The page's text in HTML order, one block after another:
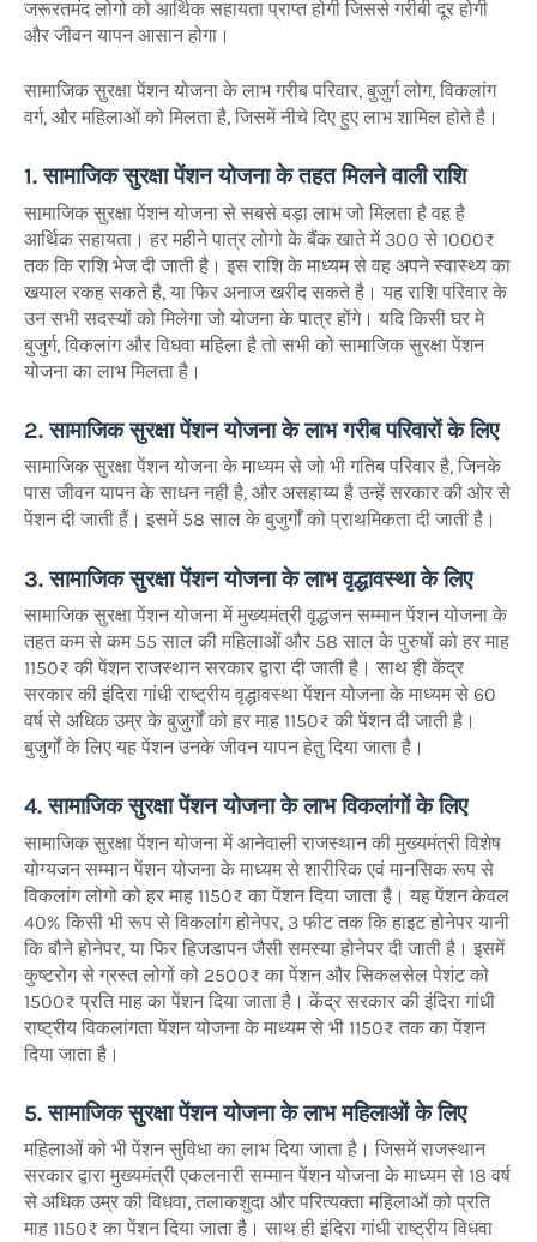
जरूरतमंद लोगो को आर्थिक सहायता प्राप्त होगी जिससे गरीबी दूर होगी
और जीवन यापन आसान होगा।
सामाजिक सुरक्षा पेंशन योजना के लाभ गरीब परिवार, बुजुर्ग लोग, विकलांग
वर्ग, और महिलाओं को मिलता है, जिसमें नीचे दिए हुए लाभ शामिल होते है।
1. सामाजिक सुरक्षा पेंशन योजना के तहत मिलने वाली राशि
सामाजिक सुरक्षा पेंशन योजना से सबसे बड़ा लाभ जो मिलता है वह है
आर्थिक सहायता। हर महीने पात्र लोगो के बैंक खाते में 300 से 1000₹
तक कि राशि भेज दी जाती है। इस राशि के माध्यम से वह अपने स्वास्थ्य का
खयाल रकह सकते है, या फिर अनाज खरीद सकते है। यह राशि परिवार के
उन सभी सदस्यों को मिलेगा जो योजना के पात्र होंगे। यदि किसी घर मे
बुजुर्ग, विकलांग और विधवा महिला है तो सभी को सामाजिक सुरक्षा पेंशन
योजना का लाभ मिलता है।
2. सामाजिक सुरक्षा पेंशन योजना के लाभ गरीब परिवारों के लिए
सामाजिक सुरक्षा पेंशन योजना के माध्यम से जो भी गतिब परिवार है, जिनके
पास जीवन यापन के साधन नही है, और असहाय्य है उन्हें सरकार की ओर से
पेंशन दी जाती हैं। इसमें 58 साल के बुजुर्गों को प्राथमिकता दी जाती है।
3. सामाजिक सुरक्षा पेंशन योजना के लाभ वृद्धावस्था के लिए
सामाजिक सुरक्षा पेंशन योजना में मुख्यमंत्री वृद्धजन सम्मान पेंशन योजना के
तहत कम से कम 55 साल की महिलाओं और 58 साल के पुरुषों को हर माह
1150₹ की पेंशन राजस्थान सरकार द्वारा दी जाती है। साथ ही केंद्र
सरकार की इंदिरा गांधी राष्ट्रीय वृद्धावस्था पेंशन योजना के माध्यम से 60
वर्ष से अधिक उम्र के बुजुर्गों को हर माह 1150₹ की पेंशन दी जाती है।
बुजुर्गों के लिए यह पेंशन उनके जीवन यापन हेतु दिया जाता है।
4. सामाजिक सुरक्षा पेंशन योजना के लाभ विकलांगों के लिए
सामाजिक सुरक्षा पेंशन योजना में आनेवाली राजस्थान की मुख्यमंत्री विशेष
योग्यजन सम्मान पेंशन योजना के माध्यम से शारीरिक एवं मानसिक रूप से
विकलांग लोगो को हर माह 1150₹ का पेंशन दिया जाता है। यह पेंशन केवल
40% किसी भी रूप से विकलांग होनेपर, 3 फीट तक कि हाइट होनेपर यानी
कि बौने होनेपर, या फिर हिजडापन जैसी समस्या होनेपर दी जाती है। इसमें
कुष्टरोग से ग्रस्त लोगों को 2500₹ का पेंशन और सिकलसेल पेशंट को
1500₹ प्रति माह का पेंशन दिया जाता है। केंद्र सरकार की इंदिरा गांधी
राष्ट्रीय विकलांगता पेंशन योजना के माध्यम से भी 1150₹ तक का पेंशन
दिया जाता है।
5. सामाजिक सुरक्षा पेंशन योजना के लाभ महिलाओं के लिए
महिलाओं को भी पेंशन सुविधा का लाभ दिया जाता है। जिसमें राजस्थान
सरकार द्वारा मुख्यमंत्री एकलनारी सम्मान पेंशन योजना के माध्यम से 18 वर्ष
से अधिक उम्र की विधवा, तलाकशुदा और परित्यक्ता महिलाओं को प्रति
माह 1150₹ का पेंशन दिया जाता है। साथ ही इंदिरा गांधी राष्ट्रीय विधवा